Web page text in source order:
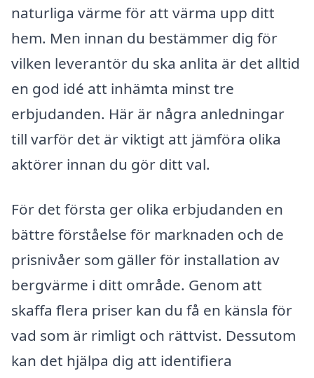
naturliga värme för att värma upp ditt
hem. Men innan du bestämmer dig för
vilken leverantör du ska anlita är det alltid
en god idé att inhämta minst tre
erbjudanden. Här är några anledningar
till varför det är viktigt att jämföra olika
aktörer innan du gör ditt val.
För det första ger olika erbjudanden en
bättre förståelse för marknaden och de
prisnivåer som gäller för installation av
bergvärme i ditt område. Genom att
skaffa flera priser kan du få en känsla för
vad som är rimligt och rättvist. Dessutom
kan det hjälpa dig att identifiera